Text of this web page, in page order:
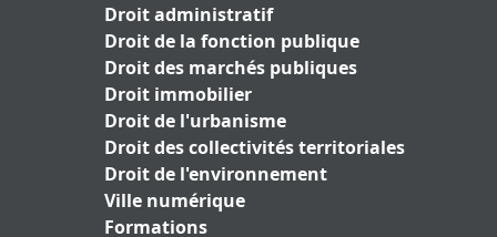
Droit administratif
Droit de la fonction publique
Droit des marchés publiques
Droit immobilier
Droit de l'urbanisme
Droit des collectivités territoriales
Droit de l'environnement
Ville numérique
Formations